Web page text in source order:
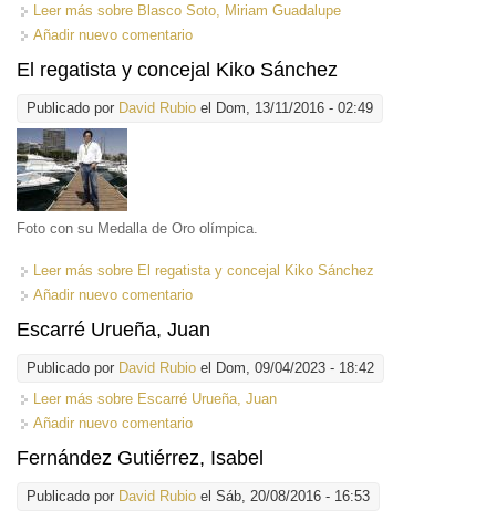
Leer más sobre Blasco Soto, Miriam Guadalupe
Añadir nuevo comentario
El regatista y concejal Kiko Sánchez
Publicado por David Rubio el Dom, 13/11/2016 - 02:49
Foto con su Medalla de Oro olímpica.
Leer más sobre El regatista y concejal Kiko Sánchez
Añadir nuevo comentario
Escarré Urueña, Juan
Publicado por David Rubio el Dom, 09/04/2023 - 18:42
Leer más sobre Escarré Urueña, Juan
Añadir nuevo comentario
Fernández Gutiérrez, Isabel
Publicado por David Rubio el Sáb, 20/08/2016 - 16:53